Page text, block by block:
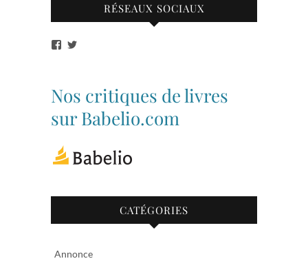
RÉSEAUX SOCIAUX
Voir
bibliothequetubize
sur
Facebook
Tuclasakoi
sur
Twitter
Nos critiques de livres
sur Babelio.com
CATÉGORIES
Annonce